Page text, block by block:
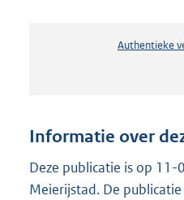
Authentieke
Informatie over
Deze publicatie is op
Meierijstad. De